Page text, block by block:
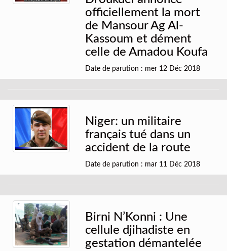
officiellement la mort
de Mansour Ag Al-
Kassoum et dément
celle de Amadou Koufa
Date de parution : mer 12 Déc 2018
Niger: un militaire
français tué dans un
accident de la route
Date de parution : mar 11 Déc 2018
Birni N’Konni : Une
cellule djihadiste en
gestation démantelée